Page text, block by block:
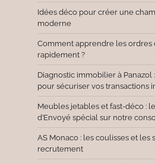
Idées déco pour créer une
moderne
Comment apprendre les ordres
rapidement ?
Diagnostic immobilier à
pour sécuriser vos transactions
Meubles jetables et fast-déco :
d’Envoyé spécial sur notre
AS Monaco : les coulisses et
recrutement